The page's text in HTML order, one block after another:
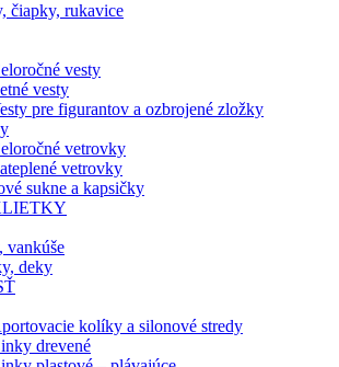
čiapky, rukavice
vesty
vesty
pre figurantov a ozbrojené zložky
vetrovky
vetrovky
sukne a kapsičky
vankúše
deky
kolíky a silonové stredy
drevené